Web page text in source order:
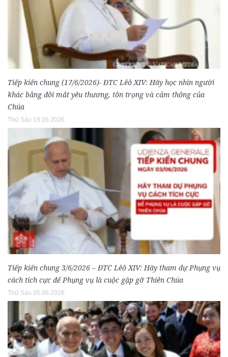
Tiếp kiến chung (17/6/2026)- ĐTC Lêô XIV: Hãy học nhìn người
khác bằng đôi mắt yêu thương, tôn trọng và cảm thông của
Chúa
Thứ Sáu 19.06.2026
Tiếp kiến chung 3/6/2026 – ĐTC Lêô XIV: Hãy tham dự Phụng vụ
cách tích cực để Phụng vụ là cuộc gặp gỡ Thiên Chúa
Thứ Sáu 05.06.2026